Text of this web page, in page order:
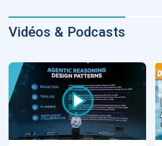
Vidéos & Podcasts